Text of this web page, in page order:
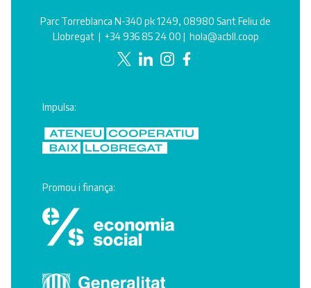
Parc Torreblanca N-340 pk 1249, 08980 Sant Feliu de
Llobregat | +34 936 85 24 00 | hola@acbll.coop
Impulsa:
Promou i finança: